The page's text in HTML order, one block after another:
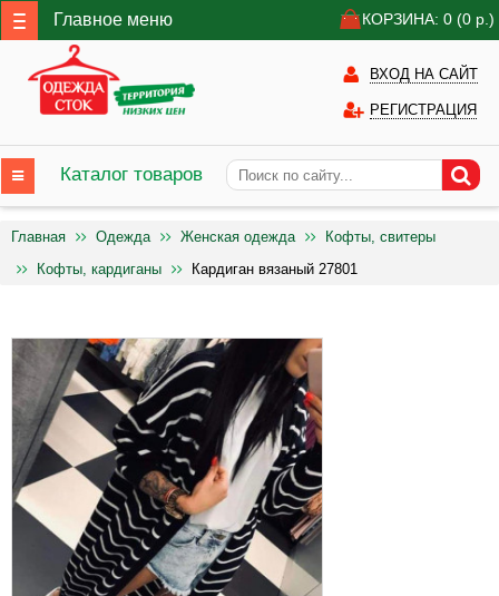
Главное меню КОРЗИНА: 0 (0 р.)
ВХОД НА САЙТ
РЕГИСТРАЦИЯ
Каталог товаров
Главная Одежда Женская одежда
Кофты, свитеры
Кофты, кардиганы
Кардиган вязаный 27801